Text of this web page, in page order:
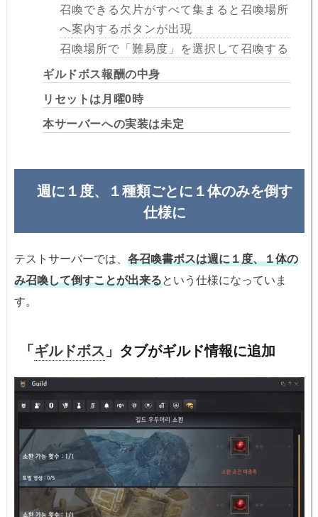
召喚できる欠片がすべて集まると召喚場所
へ案内するボタンが出現
召喚場所で「難易度」を選択して召喚する
ギルドボス報酬の中身
リセットは月曜0時
本サーバーへの実装は未定
週に１度、１種類ごとに１体のみを倒す
仕様に
テストサーバーでは、 各召喚書ボスは週に１度、１体の
み召喚して倒すことが出来るという仕様になっていま
す。
「ギルドボス 」タブがギルド情報に追加